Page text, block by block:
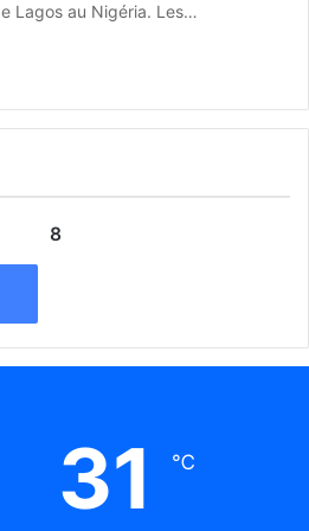
Lagos au Nigéria. Les…
8
31 ℃